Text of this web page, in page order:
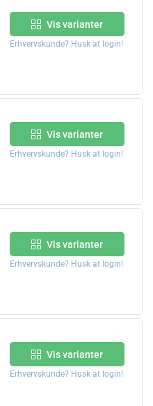
Vis varianter
Erhvervskunde? Husk at login!
Vis varianter
Erhvervskunde? Husk at login!
Vis varianter
Erhvervskunde? Husk at login!
Vis varianter
Erhvervskunde? Husk at login!